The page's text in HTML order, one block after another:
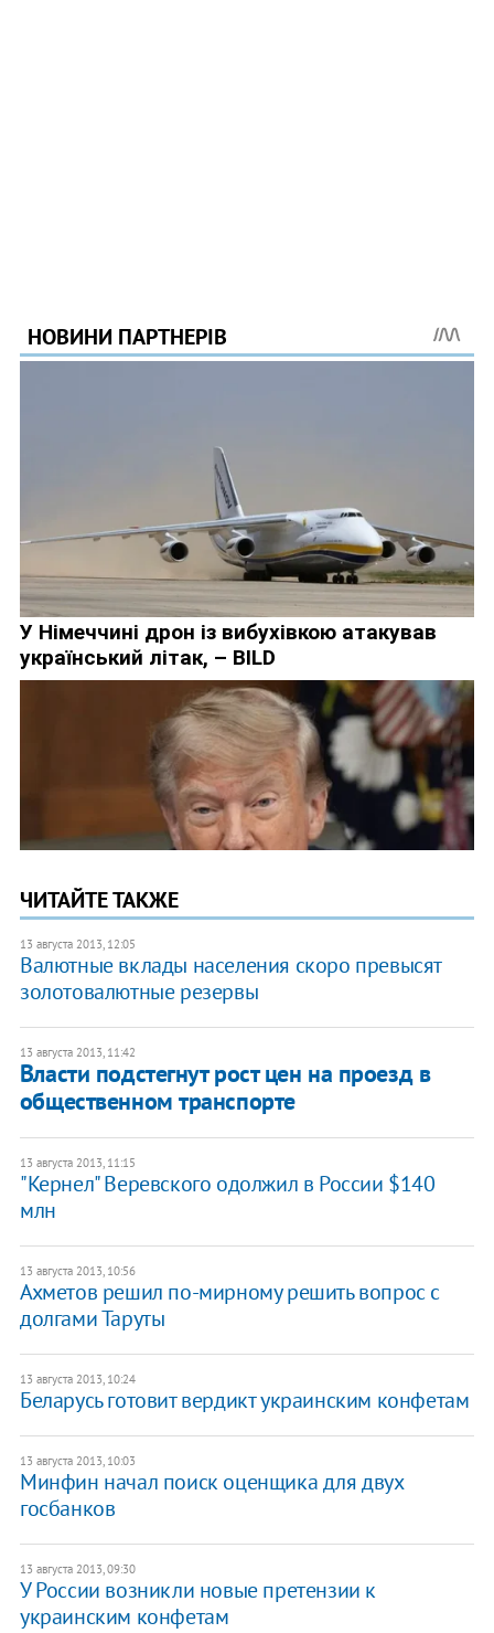
ЧИТАЙТЕ ТАКЖЕ
13 августа 2013, 12:05
Валютные вклады населения скоро превысят
золотовалютные резервы
13 августа 2013, 11:42
Власти подстегнут рост цен на проезд в
общественном транспорте
13 августа 2013, 11:15
"Кернел" Веревского одолжил в России $140
млн
13 августа 2013, 10:56
Ахметов решил по-мирному решить вопрос с
долгами Таруты
13 августа 2013, 10:24
Беларусь готовит вердикт украинским конфетам
13 августа 2013, 10:03
Минфин начал поиск оценщика для двух
госбанков
13 августа 2013, 09:30
У России возникли новые претензии к
украинским конфетам